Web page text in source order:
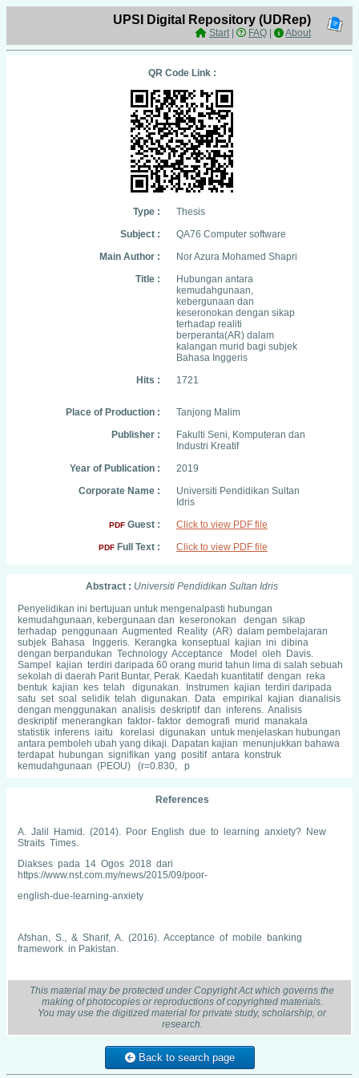
UPSI Digital Repository (UDRep)
Start| FAQ About
QR Code Link :
Type :
Thesis
Subject :
QA76 Computer software
Main Author :
Nor Azura Mohamed Shapri
Title :
Hubungan antara
kemudahgunaan,
kebergunaan dan
keseronokan dengan sikap
terhadap realiti
berperanta(AR) dalam
kalangan murid bagi subjek
Bahasa Inggeris
Hits :
1721
Place of Production :
Tanjong Malim
Publisher :
Fakulti Seni, Komputeran dan
Industri Kreatif
Year of Publication :
2019
Corporate Name :
Universiti Pendidikan Sultan
Idris
PDF Guest : Click to view PDF file
PDF Full Text : Click to view PDF file
Abstract : Universiti Pendidikan Sultan Idris
Penyelidikan ini bertujuan untuk mengenalpasti hubungan
kemudahgunaan, kebergunaan dan keseronokan dengan sikap
terhadap penggunaan Augmented Reality (AR) dalam pembelajaran
subjek Bahasa Inggeris. Kerangka konseptual kajian ini dibina
dengan berpandukan Technology Acceptance Model oleh Davis.
Sampel kajian terdiri daripada 60 orang murid tahun lima di salah sebuah
sekolah di daerah Parit Buntar, Perak. Kaedah kuantitatif dengan reka
bentuk kajian kes telah digunakan. Instrumen kajian terdiri daripada
satu set soal selidik telah digunakan. Data empirikal kajian dianalisis
dengan menggunakan analisis deskriptif dan inferens. Analisis
deskriptif menerangkan faktor- faktor demografi murid manakala
statistik inferens iaitu korelasi digunakan untuk menjelaskan hubungan
antara pemboleh ubah yang dikaji. Dapatan kajian menunjukkan bahawa
terdapat hubungan signifikan yang positif antara konstruk
kemudahgunaan (PEOU) (r=0.830, p
References
A. Jalil Hamid. (2014). Poor English due to learning anxiety? New
Straits Times.
Diakses pada 14 Ogos 2018 dari
https://www.nst.com.my/news/2015/09/poor-
english-due-learning-anxiety
Afshan, S., & Sharif, A. (2016). Acceptance of mobile banking
framework in Pakistan.
Aina Nasa (November 17, 2016). Education Ministry on UPSR results:
achievements at level we can be proud of". Diakses 17 Julai 2018,
http://www.nst.com.my/news/2016/11/189351/education-ministry-upsr-
This material may be protected under Copyright Act which governs the
making of photocopies or reproductions of copyrighted materials.
You may use the digitized material for private study, scholarship, or
research.
Back to search page